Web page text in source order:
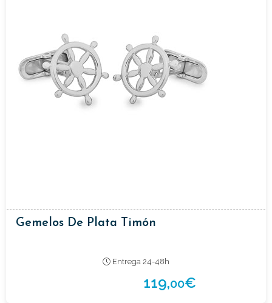
Gemelos De Plata Timón
Entrega 24-48h
119,00€